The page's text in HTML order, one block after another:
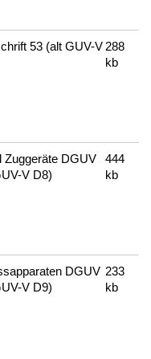
53 (alt GUV-V 288
kb
Zuggeräte DGUV
V D8)
444
kb
DGUV
V D9)
233
kb